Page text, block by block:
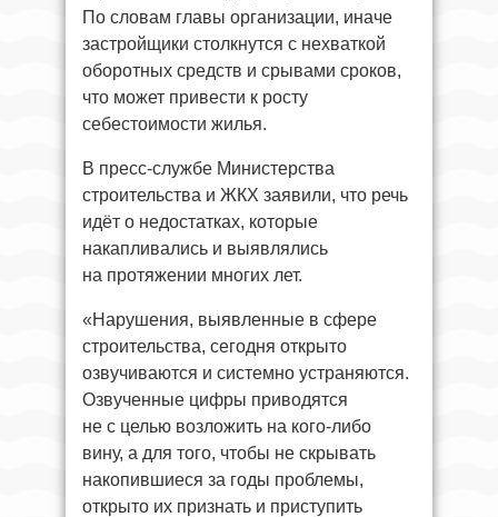
По словам главы организации, иначе
застройщики столкнутся с нехваткой
оборотных средств и срывами сроков,
что может привести к росту
себестоимости жилья.
В пресс-службе Министерства
строительства и ЖКХ заявили, что речь
идёт о недостатках, которые
накапливались и выявлялись
на протяжении многих лет.
«Нарушения, выявленные в сфере
строительства, сегодня открыто
озвучиваются и системно устраняются.
Озвученные цифры приводятся
не с целью возложить на кого-либо
вину, а для того, чтобы не скрывать
накопившиеся за годы проблемы,
открыто их признать и приступить